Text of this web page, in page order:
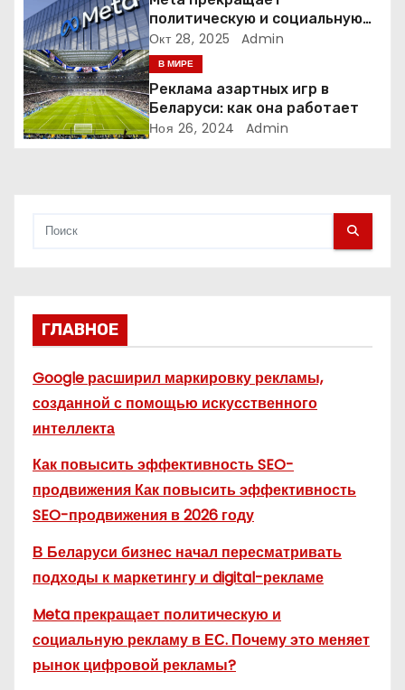
а
п
и
политическую и социальную
рекламу в ЕС. Почему это
меняет рынок цифровой
рекламы?
Окт 28, 2025 Admin
В МИРЕ
Реклама азартных игр в
Беларуси: как она работает
Ноя 26, 2024 Admin
ГЛАВНОЕ
Google расширил маркировку рекламы,
созданной с помощью искусственного
интеллекта
Как повысить эффективность SEO-
продвижения Как повысить эффективность
SEO-продвижения в 2026 году
В Беларуси бизнес начал пересматривать
подходы к маркетингу и digital-рекламе
Meta прекращает политическую и
социальную рекламу в ЕС. Почему это меняет
рынок цифровой рекламы?